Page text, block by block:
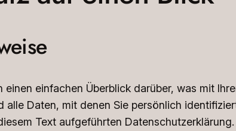
einfachen Überblick darüber, was mit
alle Daten, mit denen Sie persönlich
Text aufgeführten Datenschutzerklärung.